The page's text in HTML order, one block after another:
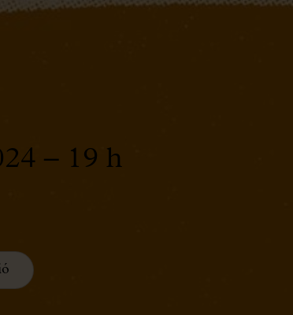
– 19 h